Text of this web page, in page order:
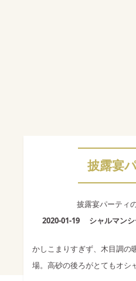
披露宴
披露宴パーティ
2020-01-19 シャルマン
かしこまりすぎず、木目調の
場。高砂の後ろがとてもオシ